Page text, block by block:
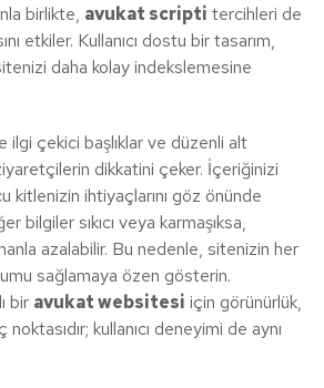
birlikte, avukat scripti tercihleri de
etkiler. Kullanıcı dostu bir tasarım,
daha kolay indekslemesine
ilgi çekici başlıklar ve düzenli alt
dikkatini çeker. İçeriğinizi
kitlenizin ihtiyaçlarını göz önünde
bilgiler sıkıcı veya karmaşıksa,
azalabilir. Bu nedenle, sitenizin her
sağlamaya özen gösterin.
bir avukat websitesi için görünürlük,
noktasıdır; kullanıcı deneyimi de aynı